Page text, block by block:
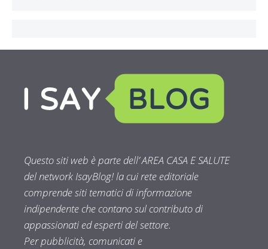
Questo siti web è parte dell’ AREA CASA E SALUTE
del network IsayBlog! la cui rete editoriale
comprende siti tematici di informazione
indipendente che contano sul contributo di
appassionati ed esperti del settore.
Per pubblicità, comunicati e